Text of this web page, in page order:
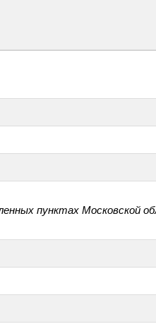
пунктах Московской